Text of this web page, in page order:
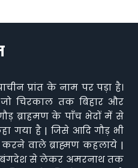
प्रांत के नाम पर पड़ा है।
चिरकाल तक बिहार और
ब्राहमण के पाँच भेदों में से
गया है | जिसे आदि गौड़ भी
वाले ब्राह्मण कहलाये |
बंगदेश से लेकर अमरनाथ तक